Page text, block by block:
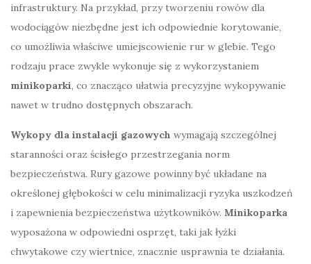
infrastruktury. Na przykład, przy tworzeniu rowów dla
wodociągów niezbędne jest ich odpowiednie korytowanie,
co umożliwia właściwe umiejscowienie rur w glebie. Tego
rodzaju prace zwykle wykonuje się z wykorzystaniem
minikoparki, co znacząco ułatwia precyzyjne wykopywanie
nawet w trudno dostępnych obszarach.
Wykopy dla instalacji gazowych wymagają szczególnej
staranności oraz ścisłego przestrzegania norm
bezpieczeństwa. Rury gazowe powinny być układane na
określonej głębokości w celu minimalizacji ryzyka uszkodzeń
i zapewnienia bezpieczeństwa użytkowników. Minikoparka
wyposażona w odpowiedni osprzęt, taki jak łyżki
chwytakowe czy wiertnice, znacznie usprawnia te działania.